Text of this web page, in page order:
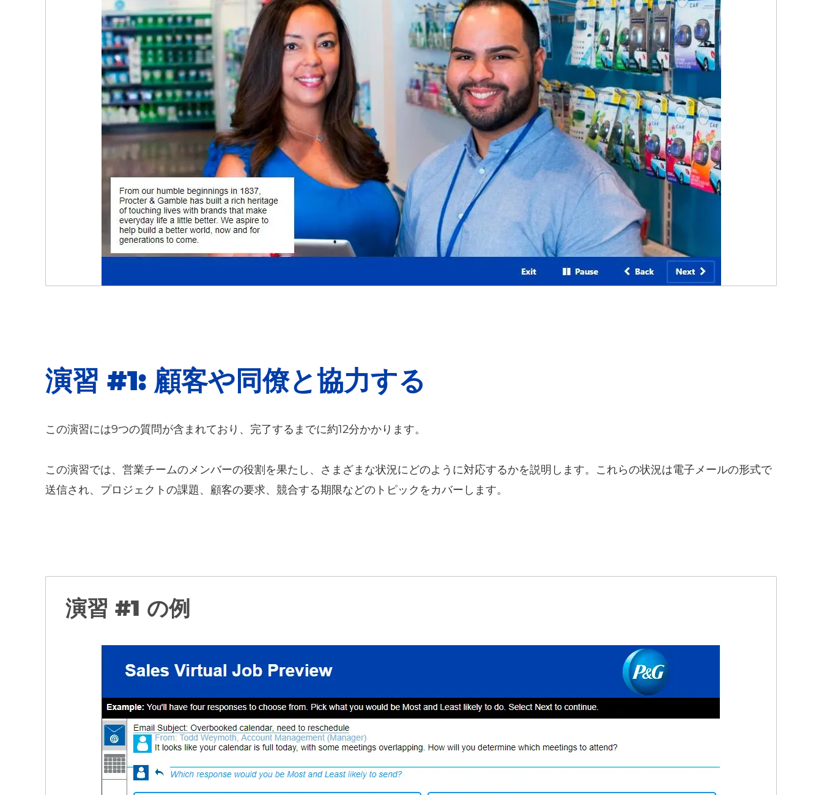
演習 #1: 顧客や同僚と協力する
この演習には9つの質問が含まれており、完了するまでに約12分かかります。
この演習では、営業チームのメンバーの役割を果たし、さまざまな状況にどのように対応するかを説明します。これらの状況は電子メールの形式で
送信され、プロジェクトの課題、顧客の要求、競合する期限などのトピックをカバーします。
演習 #1 の例